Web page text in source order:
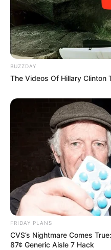
ห้องนอนลูก ใหญ่กว่าห้องนอนพ่
5 พ.ค. 2019
BUZZDAY
The Videos Of Hillary Clinton
FRIDAY PLANS
CVS’s Nightmare Comes
87¢ Generic Aisle 7 Hack